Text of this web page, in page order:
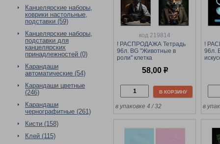
Канцелярские наборы,
коврики настольные,
подставки (59)
Канцелярские наборы,
подставки для
канцелярских
принадлежностей (0)
Карандаши
автоматические (54)
Карандаши цветные
(246)
Карандаши
чернографитные (261)
Кисти (158)
Клей (115)
код 219814
! РАСПРОДАЖА Тетрадь
96л. BG "Животные в
роли" клетка
глянцевая ламинация,
форзац с дизайном
58,00 р
В КОРЗИНУ
в упаковке 4 / 32
!
96л.
в